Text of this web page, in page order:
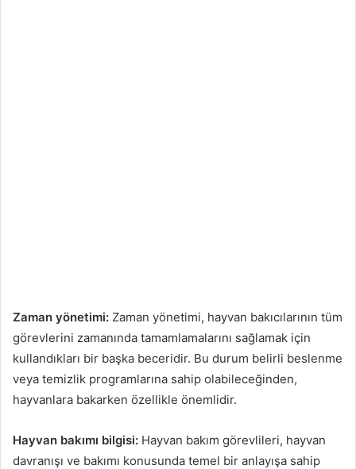
Zaman yönetimi: Zaman yönetimi, hayvan bakıcılarının tüm
görevlerini zamanında tamamlamalarını sağlamak için
kullandıkları bir başka beceridir. Bu durum belirli beslenme
veya temizlik programlarına sahip olabileceğinden,
hayvanlara bakarken özellikle önemlidir.
Hayvan bakımı bilgisi: Hayvan bakım görevlileri, hayvan
davranışı ve bakımı konusunda temel bir anlayışa sahip